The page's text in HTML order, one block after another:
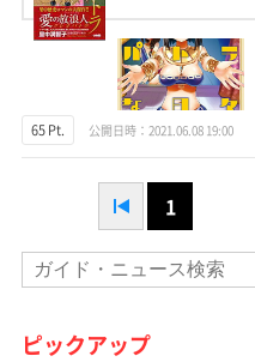
65 Pt. 公開日時：2021.06.08 19:00
1
ピックアップ